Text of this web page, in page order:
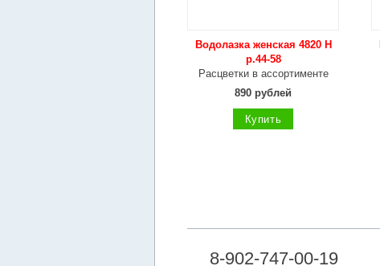
Водолазка женская 4820 Н
р.44-58
Расцветки в ассортименте
890 рублей
Купить
8-902-747-00-19